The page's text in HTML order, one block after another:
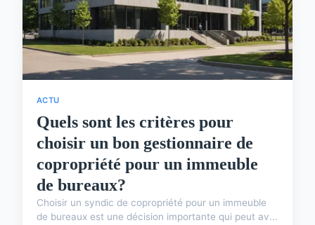
ACTU
Quels sont les critères pour
choisir un bon gestionnaire de
copropriété pour un immeuble
de bureaux?
Choisir un syndic de copropriété pour un immeuble
de bureaux est une décision importante qui peut av...